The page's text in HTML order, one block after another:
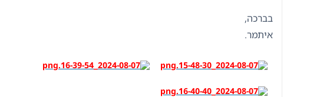
בברכה,
איתמר.